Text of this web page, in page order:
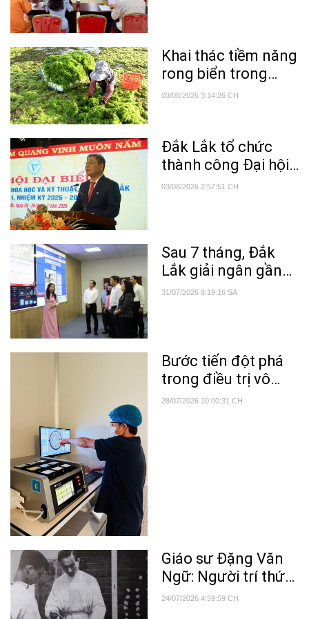
Khai thác tiềm năng
rong biển trong
điều trị bệnh
03/08/2026 3:14:26 CH
Đắk Lắk tổ chức
thành công Đại hội
đại biểu Liên hiệp
– 2031
03/08/2026 2:57:51 CH
Sau 7 tháng, Đắk
Lắk giải ngân gần
20% vốn khoa học,
31/07/2026 8:19:16 SA
Bước tiến đột phá
trong điều trị vô
sinh hiếm muộn
28/07/2026 10:00:31 CH
Giáo sư Đặng Văn
Ngữ: Người trí thức
chọn hy sinh vì đất
24/07/2026 4:59:59 CH